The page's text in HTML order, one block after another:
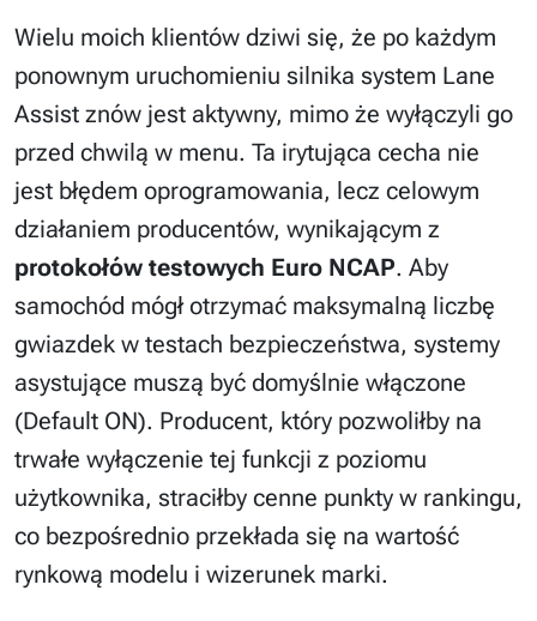
Wielu moich klientów dziwi się, że po każdym
ponownym uruchomieniu silnika system Lane
Assist znów jest aktywny, mimo że wyłączyli go
przed chwilą w menu. Ta irytująca cecha nie
jest błędem oprogramowania, lecz celowym
działaniem producentów, wynikającym z
protokołów testowych Euro NCAP. Aby
samochód mógł otrzymać maksymalną liczbę
gwiazdek w testach bezpieczeństwa, systemy
asystujące muszą być domyślnie włączone
(Default ON). Producent, który pozwoliłby na
trwałe wyłączenie tej funkcji z poziomu
użytkownika, straciłby cenne punkty w rankingu,
co bezpośrednio przekłada się na wartość
rynkową modelu i wizerunek marki.